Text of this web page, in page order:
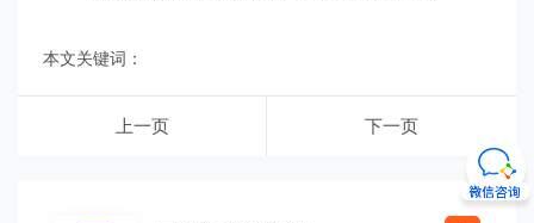
本文关键词：
上一页 下一页